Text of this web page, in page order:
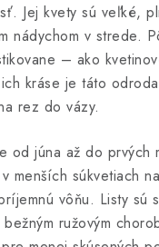
Jej kvety sú veľké,
nádychom v strede.
– ako
kráse je táto
rez do vázy.
od júna až do prvých
menších súkvetiach
vôňu. Listy sú
ružovým